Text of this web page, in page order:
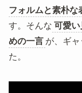
フォルムと素朴な
す。そんな 可愛い
めの一言 が、ギ
た。